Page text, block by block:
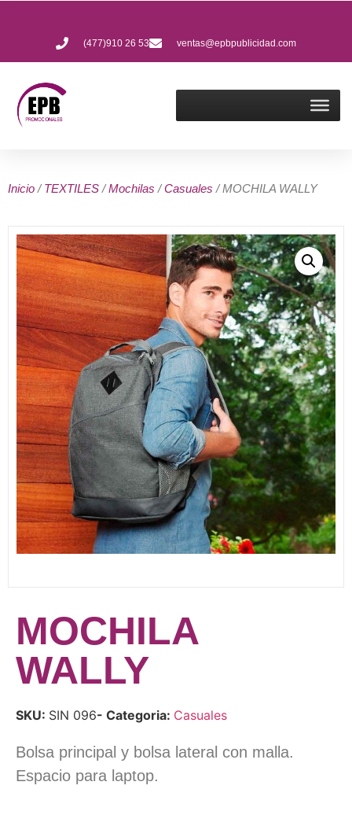
(477)910 26 53 ventas@epbpublicidad.com
Inicio /TEXTILES /Mochilas /Casuales / MOCHILA WALLY
MOCHILA
WALLY
SKU: SIN 096- Categoria: Casuales
Bolsa principal y bolsa lateral con malla.
Espacio para laptop.